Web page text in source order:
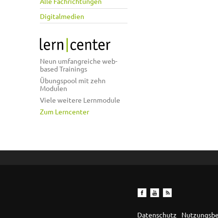
Digitalmedien
Neun umfangreiche web-
based Trainings
Übungspool mit zehn
Modulen
Viele weitere Lernmodule
Zum Lerncenter
Datenschutz